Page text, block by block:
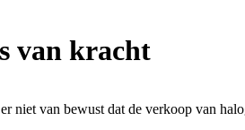
van kracht
niet van bewust dat de verkoop van